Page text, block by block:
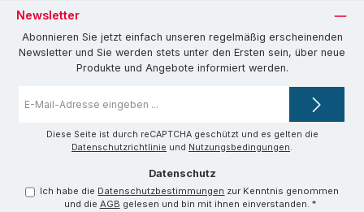
Newsletter
Abonnieren Sie jetzt einfach unseren regelmäßig erscheinenden
Newsletter und Sie werden stets unter den Ersten sein, über neue
Produkte und Angebote informiert werden.
Mail-
Diese Seite ist durch reCAPTCHA geschützt und es gelten die
Datenschutzrichtlinie und Nutzungsbedingungen.
Datenschutz
Ich habe die Datenschutzbestimmungen zur Kenntnis genommen
und die AGB gelesen und bin mit ihnen einverstanden. *